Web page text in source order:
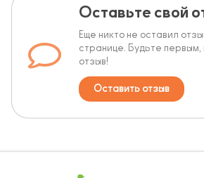
Оставьте свой
Еще никто не оставил
странице. Будьте первым,
отзыв!
Оставить отзыв